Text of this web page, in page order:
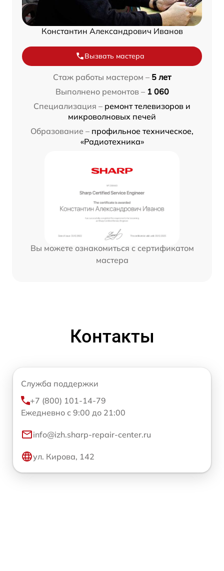
Константин Александрович Иванов
Вызвать мастера
Стаж работы мастером – 5 лет
Выполнено ремонтов – 1 060
Специализация – ремонт телевизоров и
микроволновых печей
Образование – профильное техническое,
«Радиотехника»
Вы можете ознакомиться с сертификатом
мастера
Контакты
Служба поддержки
+7 (800) 101-14-79
Ежедневно с 9:00 до 21:00
info@izh.sharp-repair-center.ru
ул. Кирова, 142